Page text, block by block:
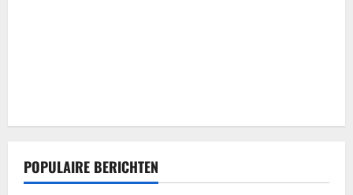
POPULAIRE BERICHTEN